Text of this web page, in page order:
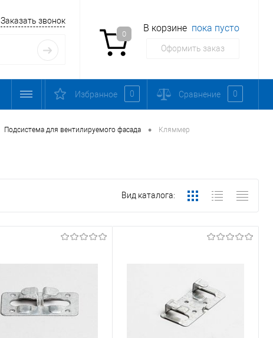
Заказать звонок
0
В корзине пока пусто
Оформить заказ
Избранное 0 Сравнение 0
Подсистема для вентилируемого фасада • Кляммер
Вид каталога: